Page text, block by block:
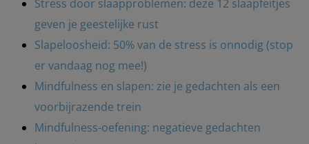
Stress door slaapproblemen: deze 12 slaapfeitjes
geven je geestelijke rust
Slapeloosheid: 50% van de stress is onnodig (stop
er vandaag nog mee!)
Mindfulness en slapen: zie je gedachten als een
voorbijrazende trein
Mindfulness-oefening: negatieve gedachten